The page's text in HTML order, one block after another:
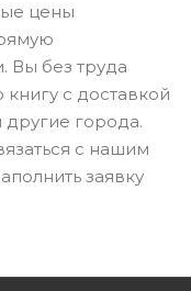
цены
Вы без труда
с доставкой
города.
с нашим
заявку